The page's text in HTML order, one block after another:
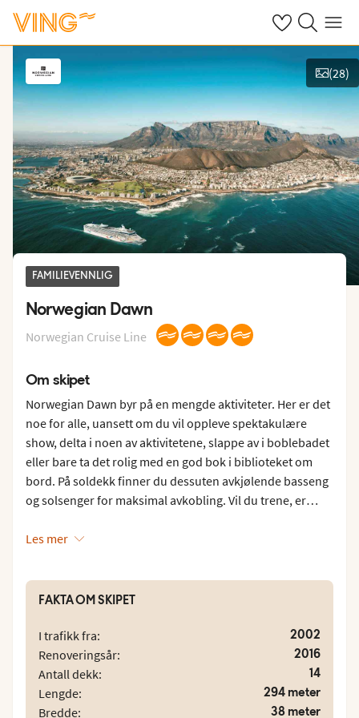
Se dine sparte
Søk påMeny
Vis bilder
(28)
FAMILIEVENNLIG
Norwegian Dawn
Norwegian Cruise Line
Om skipet
Norwegian Dawn byr på en mengde aktiviteter. Her er det
noe for alle, uansett om du vil oppleve spektakulære
show, delta i noen av aktivitetene, slappe av i boblebadet
eller bare ta det rolig med en god bok i biblioteket om
bord. På soldekk finner du dessuten avkjølende basseng
og solsenger for maksimal avkobling. Vil du trene, er
treningsrom og treningstimer. Barer og restauranter er
Cagney's Steak House eller sett sammen ditt eget måltid i
bufférestauranten Garden Café. Gå ikke glipp av à la
French Restaurant som alle byr på velsmakende retter og
gode viner. Om bord er det mange restauranter med
matretter fra alle verdenshjørner. Når søtsuget kommer,
kan du stikke innom isbaren eller bakeriet.
Les mer
FAKTA OM SKIPET
I trafikk fra: 2002
Renoveringsår: 2016
Antall dekk: 14
Lengde: 294 meter
Bredde: 38 meter